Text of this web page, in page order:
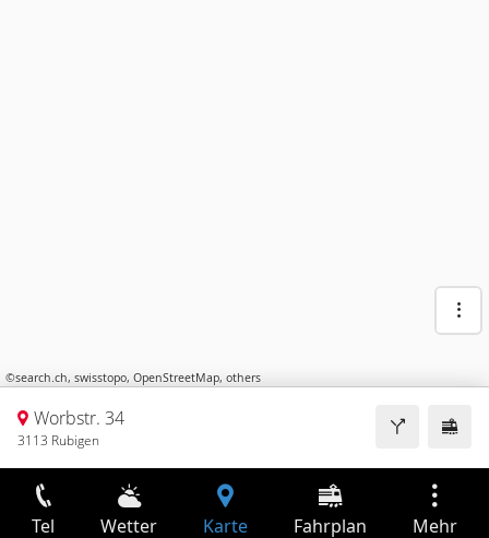
©search.ch, swisstopo, OpenStreetMap, others
Worbstr. 34
3113 Rubigen
Tel Wetter Karte Fahrplan Mehr